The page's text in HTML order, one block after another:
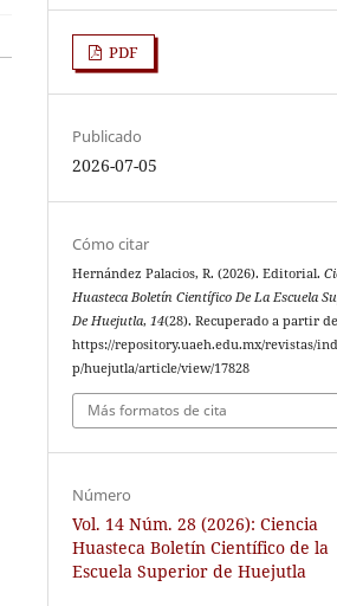
PDF
Publicado
2026-07-05
Cómo citar
Hernández Palacios, R. (2026). Editorial.
Huasteca Boletín Científico De La Escuela
De Huejutla,14(28). Recuperado a partir de
https://repository.uaeh.edu.mx/revistas/
p/huejutla/article/view/17828
Más formatos de cita
Número
Vol. 14 Núm. 28 (2026): Ciencia
Huasteca Boletín Científico de la
Escuela Superior de Huejutla